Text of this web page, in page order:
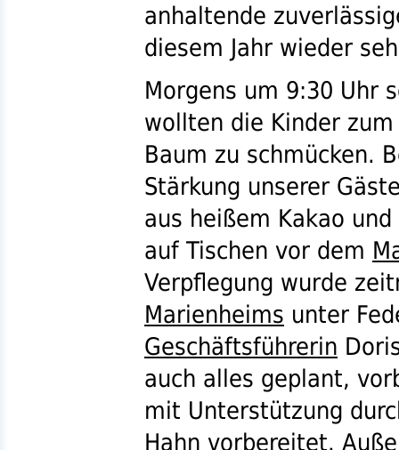
anhaltende
diesem Jahr wieder
Morgens um 9:30 Uhr
wollten die Kinder
Baum zu schmücken.
Stärkung unserer
aus heißem Kakao
auf Tischen vor dem
Verpflegung wurde
Marienheims unter
Geschäftsführerin
auch alles geplant,
mit Unterstützung
Hahn vorbereitet.